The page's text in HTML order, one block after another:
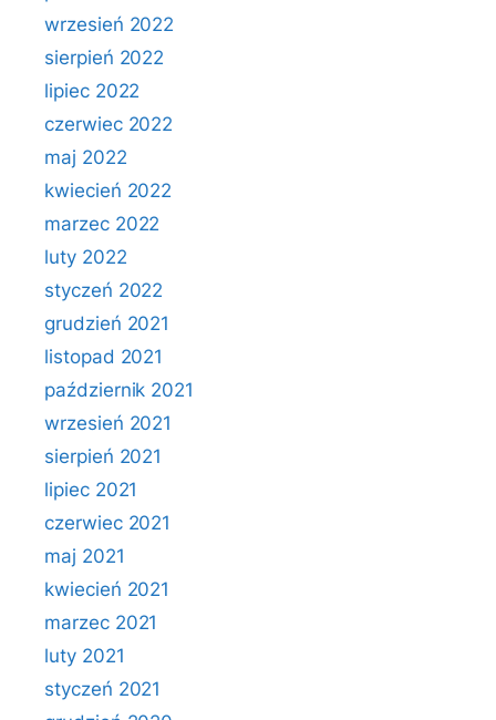
wrzesień 2022
sierpień 2022
lipiec 2022
czerwiec 2022
maj 2022
kwiecień 2022
marzec 2022
luty 2022
styczeń 2022
grudzień 2021
listopad 2021
październik 2021
wrzesień 2021
sierpień 2021
lipiec 2021
czerwiec 2021
maj 2021
kwiecień 2021
marzec 2021
luty 2021
styczeń 2021